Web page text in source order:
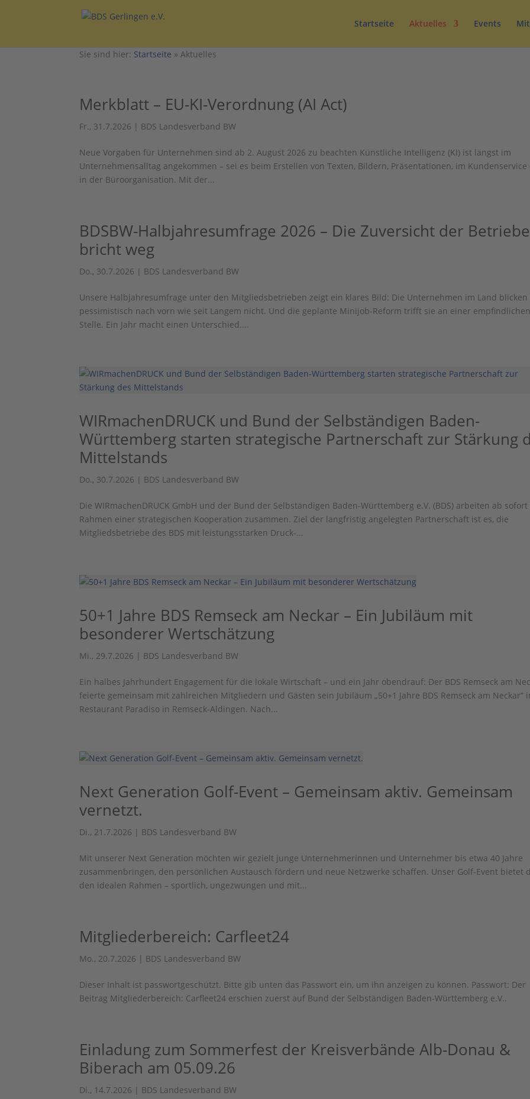
Startseite Aktuelles Events
Sie sind hier: Startseite »Aktuelles
Merkblatt – EU-KI-Verordnung (AI Act)
Fr., 31.7.2026 | BDS Landesverband BW
Neue Vorgaben für Unternehmen sind ab 2. August 2026 zu beachten Künstliche Intelligenz (KI) ist längst im
Unternehmensalltag angekommen – sei es beim Erstellen von Texten, Bildern, Präsentationen, im Kundenservice
in der Büroorganisation. Mit der...
BDSBW-Halbjahresumfrage 2026 – Die Zuversicht der Betriebe
bricht weg
Do., 30.7.2026 | BDS Landesverband BW
Unsere Halbjahresumfrage unter den Mitgliedsbetrieben zeigt ein klares Bild: Die Unternehmen im Land blicken
pessimistisch nach vorn wie seit Langem nicht. Und die geplante Minijob-Reform trifft sie an einer empfindlichen
Stelle. Ein Jahr macht einen Unterschied....
WIRmachenDRUCK und Bund der Selbständigen Baden-
Württemberg starten strategische Partnerschaft zur Stärkung
Mittelstands
Do., 30.7.2026 | BDS Landesverband BW
Die WIRmachenDRUCK GmbH und der Bund der Selbständigen Baden-Württemberg e.V. (BDS) arbeiten ab sofort
Rahmen einer strategischen Kooperation zusammen. Ziel der langfristig angelegten Partnerschaft ist es, die
Mitgliedsbetriebe des BDS mit leistungsstarken Druck-...
50+1 Jahre BDS Remseck am Neckar – Ein Jubiläum mit
besonderer Wertschätzung
Mi., 29.7.2026 | BDS Landesverband BW
Ein halbes Jahrhundert Engagement für die lokale Wirtschaft – und ein Jahr obendrauf: Der BDS Remseck am
feierte gemeinsam mit zahlreichen Mitgliedern und Gästen sein Jubiläum „50+1 Jahre BDS Remseck am Neckar“
Restaurant Paradiso in Remseck-Aldingen. Nach...
Next Generation Golf-Event – Gemeinsam aktiv. Gemeinsam
vernetzt.
Di., 21.7.2026 | BDS Landesverband BW
Mit unserer Next Generation möchten wir gezielt junge Unternehmerinnen und Unternehmer bis etwa 40 Jahre
zusammenbringen, den persönlichen Austausch fördern und neue Netzwerke schaffen. Unser Golf-Event bietet
den idealen Rahmen – sportlich, ungezwungen und mit...
Mitgliederbereich: Carfleet24
Mo., 20.7.2026 | BDS Landesverband BW
Dieser Inhalt ist passwortgeschützt. Bitte gib unten das Passwort ein, um ihn anzeigen zu können. Passwort: Der
Beitrag Mitgliederbereich: Carfleet24 erschien zuerst auf Bund der Selbständigen Baden-Württemberg e.V..
Einladung zum Sommerfest der Kreisverbände Alb-Donau &
Biberach am 05.09.26
Di., 14.7.2026 | BDS Landesverband BW